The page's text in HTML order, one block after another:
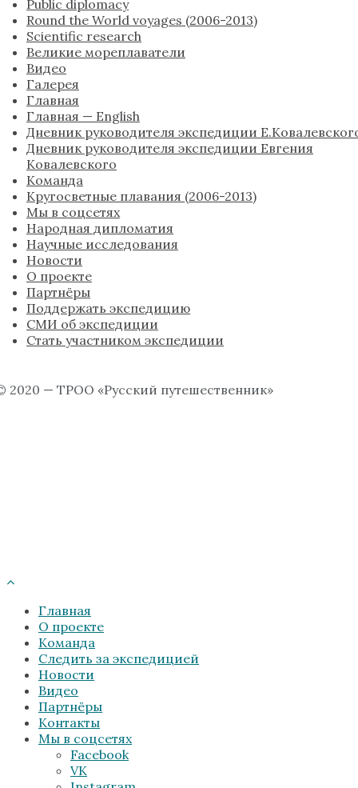
Public diplomacy
Round the World voyages (2006-2013)
Scientific research
Великие мореплаватели
Видео
Галерея
Главная
Главная — English
Дневник руководителя экспедиции
Дневник руководителя экспедиции Евгения
Ковалевского
Команда
Кругосветные плавания (2006-2013)
Мы в соцсетях
Народная дипломатия
Научные исследования
Новости
О проекте
Партнёры
Поддержать экспедицию
СМИ об экспедиции
Стать участником экспедиции
2020 — ТРОО «Русский путешественник»
Главная
О проекте
Команда
Следить за экспедицией
Новости
Видео
Партнёры
Контакты
Мы в соцсетях
Facebook
VK